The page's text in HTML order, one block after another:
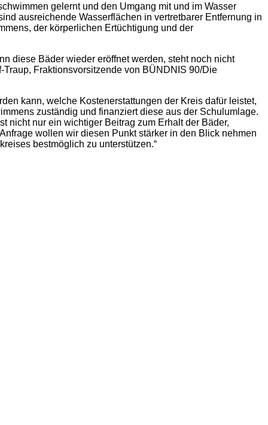
gelernt und den Umgang mit und im Wasser
ausreichende Wasserflächen in vertretbarer Entfernung in
der körperlichen Ertüchtigung und der
diese Bäder wieder eröffnet werden, steht noch nicht
Fraktionsvorsitzende von BÜNDNIS 90/Die
kann, welche Kostenerstattungen der Kreis dafür leistet,
zuständig und finanziert diese aus der Schulumlage.
nicht nur ein wichtiger Beitrag zum Erhalt der Bäder,
wollen wir diesen Punkt stärker in den Blick nehmen
bestmöglich zu unterstützen.“